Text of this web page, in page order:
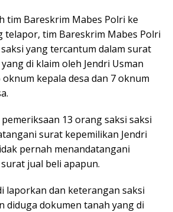
tim Bareskrim Mabes Polri ke
telapor, tim Bareskrim Mabes Polri
yang tercantum dalam surat
di klaim oleh Jendri Usman
kepala desa dan 7 oknum
13 orang saksi saksi
surat kepemilikan Jendri
pernah menandatangani
jual beli apapun.
laporkan dan keterangan saksi
diduga dokumen tanah yang di